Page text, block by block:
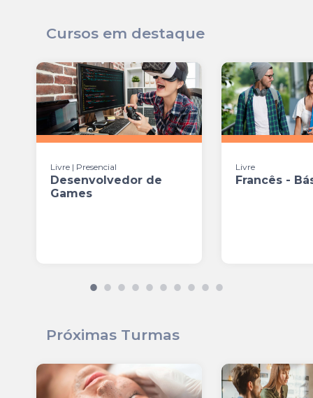
Cursos em destaque
Livre | Presencial
Desenvolvedor de
Games
Livre
Francês -
Próximas Turmas